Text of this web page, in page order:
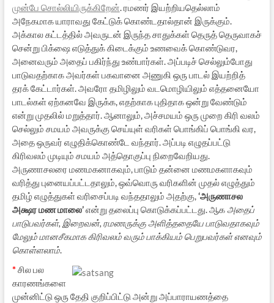
முன்பே சொல்லியிருக்கிறேன். ரமணர் இயற்றியதெல்லாம்
அநேகமாக யாராவது கேட்டுக் கொண்டதால்தான் இருக்கும்.
அக்கால கட்டத்தில் அவருடன் இருந்த சாதுக்கள் தெருத் தெருவாகச்
சென்று பிக்ஷை எடுத்துக் கிடைக்கும் உணவைக் கொண்டுவர,
அனைவரும் அதைப் பகிர்ந்து உண்பார்கள். அப்படிச் செல்லும்போது
பாடுவதற்காக அவர்கள் பகவானை அணுகி ஒரு பாடல் இயற்றித்
தரக் கேட்டார்கள். அவரோ தமிழிலும் வடமொழியிலும் எத்தனையோ
பாடல்கள் ஏற்கனவே இருக்க, எதற்காக புதிதாக ஒன்று வேண்டும்
என்று முதலில் மறுத்தார். ஆனாலும், அச்சமயம் ஒரு முறை கிரி வலம்
செல்லும் சமயம் அவருக்கு செய்யுள் வரிகள் பொங்கிப் பொங்கி வர,
அதை ஒருவர் எழுதிக்கொண்டே வந்தார். அப்படி எழுதப்பட்டு
கிரிவலம் முடியும் சமயம் அத்தொகுப்பு நிறைவேறியது.
அருணாசலரை மணமகனாகவும், பாடும் தன்னை மணமகளாகவும்
வரித்து புனையப்பட்டதாலும், ஒவ்வொரு வரிகளின் முதல் எழுத்தும்
தமிழ் எழுத்துகள் வரிசைப்படி வந்ததாலும் அதற்கு,‘அருணாசல
அக்ஷர மண மாலை’என்று தலைப்பு கொடுக்கப்பட்டது. ஆகஅதைப்
பாடுபவர்கள், இறைவன், ரமணருக்கு அளித்ததையே பாடுவதாகவும்
மேலும் மானசீகமாக கிரிவலம் வரும் பாக்கியம் பெறுபவர்கள் எனவும்
கொள்ளலாம்.
*சில பல
காரணங்களை
முன்னிட்டு ஒரு தேதி குறிப்பிட்டு அன்று அப்பாராயணத்தை